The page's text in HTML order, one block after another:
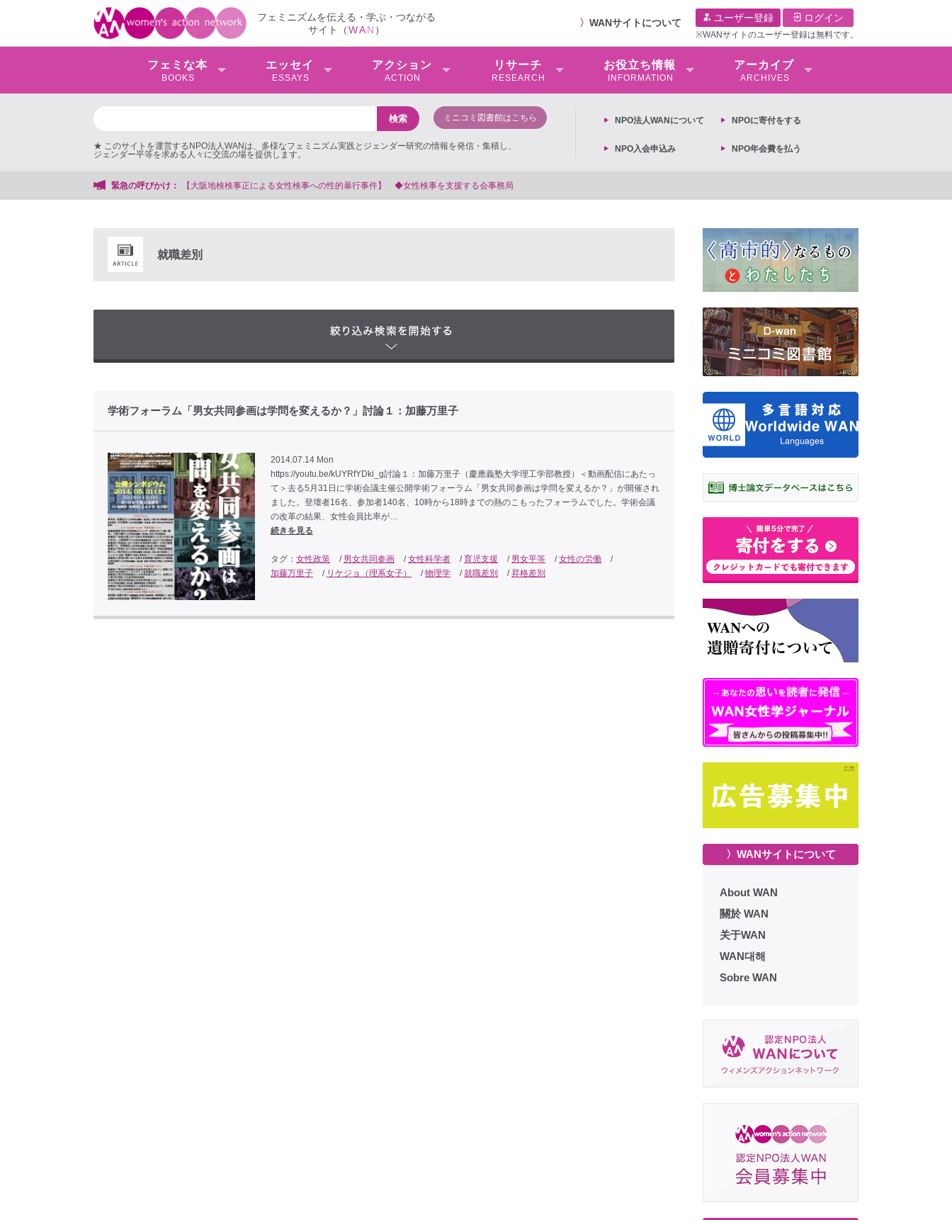
フェミニズムを伝える・学ぶ・つながる
サイト（WAN ）
〉 WANサイトについて ユーザー登録 ログイン
※WANサイトのユーザー登録は無料です。
フェミな本
BOOKS
エッセイ
ESSAYS
アクション
ACTION
リサーチ
RESEARCH
お役⽴ち情報
INFORMATION
アーカイブ
ARCHIVES
ミニコミ図書館はこちら
★ このサイトを運営するNPO法人WANは、多様なフェミニズム実践とジェンダー研究の情報を発信・集積し、
ジェンダー平等を求める人々に交流の場を提供します。
NPO法⼈WANについて NPOに寄付をする
NPO入会申込み NPO年会費を払う
緊急の呼びかけ：
【大阪地検検事正による女性検事への性的暴行事件】 ◆女性検事を支援する会事務局
就職差別
学術フォーラム「男女共同参画は学問を変えるか？」討論１：加藤万里子
2014.07.14 Mon
https://youtu.be/kUYRfYDki_g討論１：加藤万里子（慶應義塾大学理工学部教授）＜動画配信にあたっ
て＞去る5月31日に学術会議主催公開学術フォーラム「男女共同参画は学問を変えるか？」が開催され
ました。登壇者16名、参加者140名、10時から18時までの熱のこもったフォーラムでした。学術会議
の改革の結果、女性会員比率が…
続きを見る
タグ： 女性政策 / 男女共同参画 /女性科学者 /育児支援 / 男女平等 /女性の労働
/
加藤万里子
/ リケジョ（理系女子） /物理学 /就職差別 /昇格差別
〉WANサイトについて
About WAN
關於 WAN
关于WAN
WAN대해
Sobre WAN